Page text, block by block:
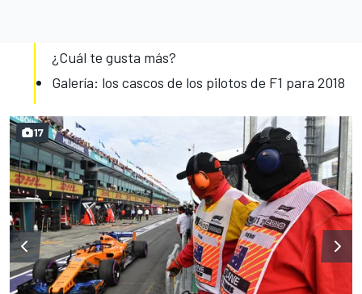
¿Cuál te gusta más?
Galería: los cascos de los pilotos de F1 para 2018
17